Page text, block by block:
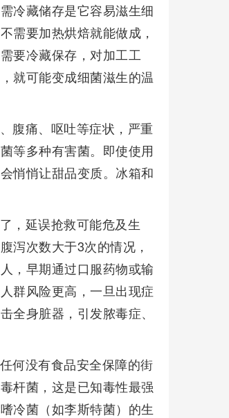
冷藏储存是它容易滋生细
需要加热烘焙就能做成，
要冷藏保存，对加工工
就可能变成细菌滋生的温
腹痛、呕吐等症状，严重
等多种有害菌。即使使用
悄悄让甜品变质。冰箱和
，延误抢救可能危及生
泻次数大于3次的情况，
，早期通过口服药物或输
群风险更高，一旦出现症
全身脏器，引发脓毒症、
何没有食品安全保障的街
杆菌，这是已知毒性最强
冷菌（如李斯特菌）的生